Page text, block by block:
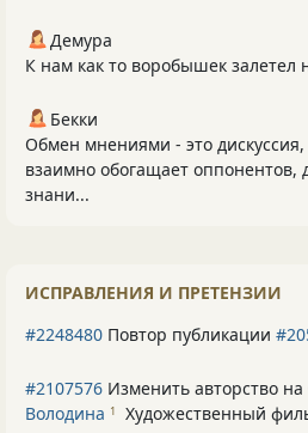
Демура
К нам как то воробышек залетел
Бекки
Обмен мнениями - это
взаимно обогащает оппонентов,
знани...
ИСПРАВЛЕНИЯ И ПРЕТЕНЗИИ
#2248480 Повтор публикации
#2107576 Изменить авторство
Володина 1 Художественный